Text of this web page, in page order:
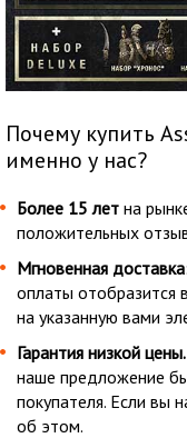
Почему купить
именно у нас?
Более 15 лет на
положительных
Мгновенная доставка
оплаты отобразится
на указанную вами
Гарантия низкой цены.
наше предложение
покупателя. Если вы
об этом.